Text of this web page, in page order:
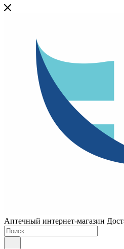
Аптечный интернет-магазин